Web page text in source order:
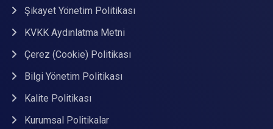
Şikayet Yönetim Politikası
KVKK Aydınlatma Metni
Çerez (Cookie) Politikası
Bilgi Yönetim Politikası
Kalite Politikası
Kurumsal Politikalar